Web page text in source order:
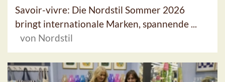
Savoir-vivre: Die Nordstil Sommer 2026
bringt internationale Marken, spannende ...
von Nordstil